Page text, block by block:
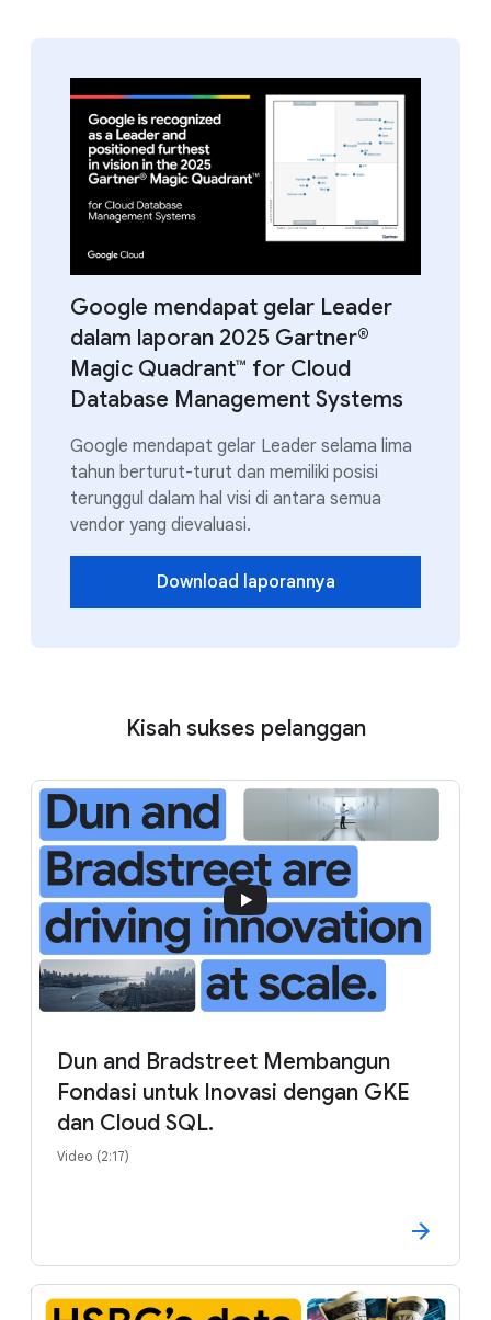
Google mendapat gelar Leader
dalam laporan 2025 Gartner®
Magic Quadrant™ for Cloud
Database Management Systems
Google mendapat gelar Leader selama lima
tahun berturut-turut dan memiliki posisi
terunggul dalam hal visi di antara semua
vendor yang dievaluasi.
Download laporannya
Kisah sukses pelanggan
Dun and Bradstreet Membangun
Fondasi untuk Inovasi dengan GKE
dan Cloud SQL.
Video (2:17)